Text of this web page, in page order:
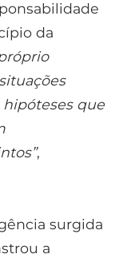
da
que
,
surgida
a